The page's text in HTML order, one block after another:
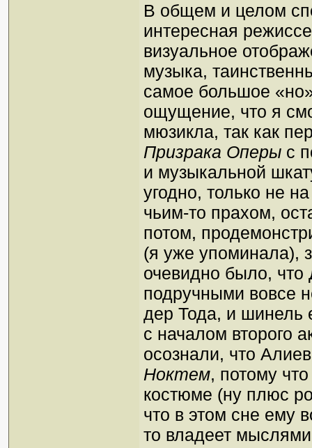
В общем и целом
интересная
визуальное
музыка,
самое большое
ощущение, что я
мюзикла, так как
Призрака Оперы с
и музыкальной
угодно, только не
чьим-то прахом,
потом,
(я уже упоминала),
очевидно было,
подручными вовсе
дер Тода, и шинель
с началом второго
осознали, что
Ноктем, потому
костюме (ну плюс
что в этом сне ему
то владеет